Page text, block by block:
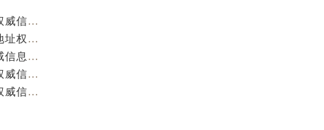
重庆阿玛尼官方售后服务中心｜服务热线及门店地址权威信息公示（2026年7月最新）
重庆阿玛尼官方售后服务中心｜服务热线与门店详细地址权威信息公示（2026年7月最新）
重庆阿玛尼官方售后服务中心｜全部网点地址电话权威信息公示（2026年7月最新）
重庆阿玛尼官方售后服务中心｜最新热线电话与地址权威信息公示（2026年7月最新）
重庆阿玛尼官方售后服务中心｜最新电话和维修地址权威信息公示（2026年7月最新）